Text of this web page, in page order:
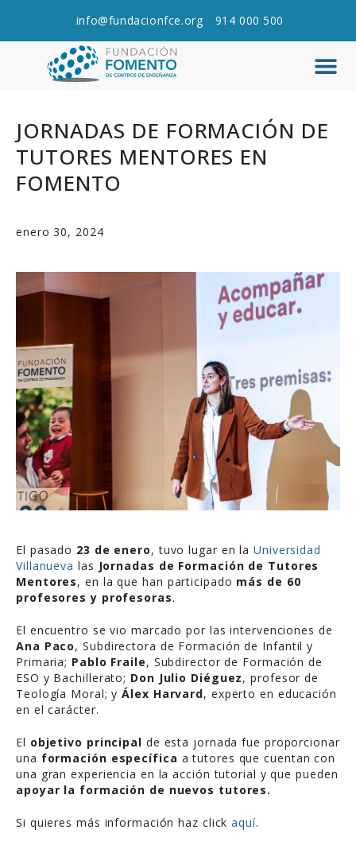
info@fundacionfce.org 914 000 500
JORNADAS DE FORMACIÓN DE
TUTORES MENTORES EN
FOMENTO
enero 30, 2024
El pasado 23 de enero, tuvo lugar en laUniversidad
Villanueva las Jornadas de Formación de Tutores
Mentores, en la que han participado más de 60
profesores y profesoras.
El encuentro se vio marcado por las intervenciones de
Ana Paco, Subdirectora de Formación de Infantil y
Primaria; Pablo Fraile, Subdirector de Formación de
ESO y Bachillerato; Don Julio Diéguez, profesor de
Teología Moral; yÁlex Harvard, experto en educación
en el carácter.
El objetivo principal de esta jornada fue proporcionar
una formación específica a tutores que cuentan con
una gran experiencia en la acción tutorial y que pueden
apoyar la formación de nuevos tutores.
Si quieres más información haz clickaquí.